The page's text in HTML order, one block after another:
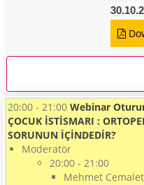
20:00 - 21:00 Webinar
ÇOCUK İSTİSMARI :
SORUNUN İÇİNDEDİR?
Moderatör
20:00 - 21:00
Mehmet